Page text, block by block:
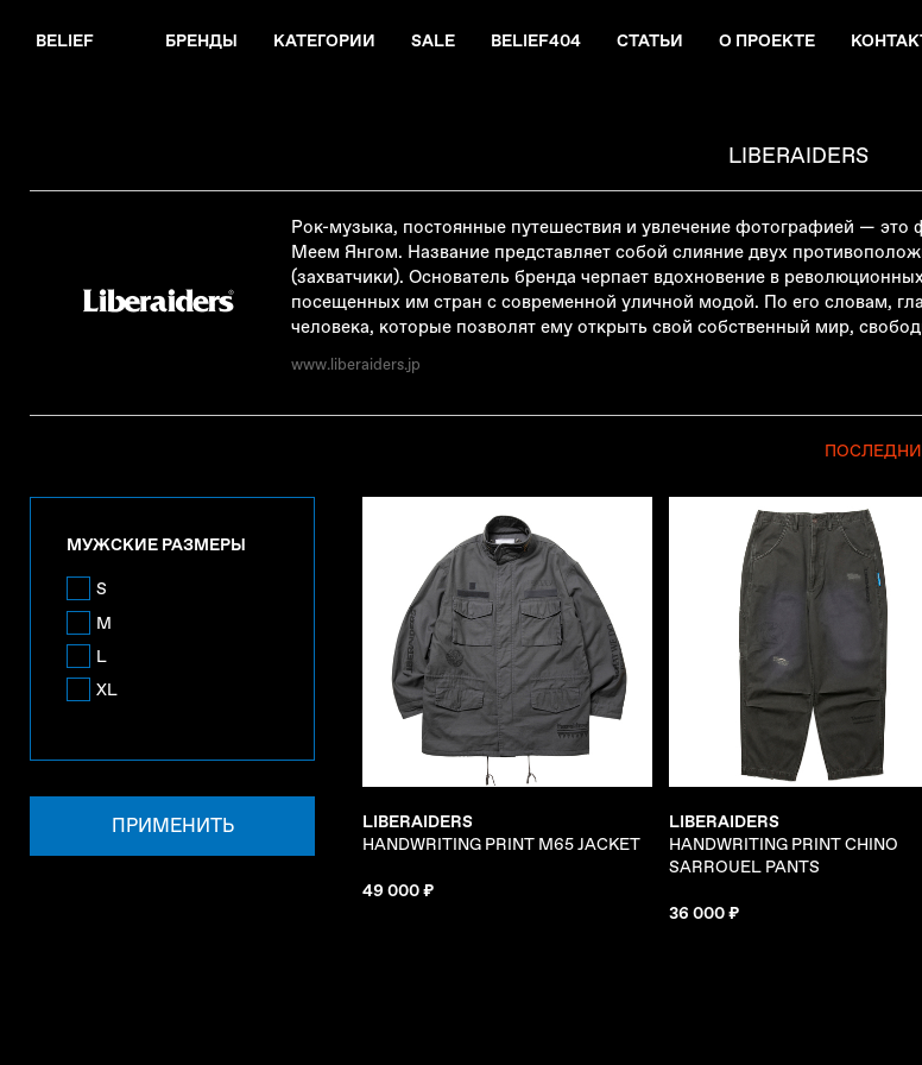
BELIEF БРЕНДЫ КАТЕГОРИИ SALE BELIEF404 СТАТЬИ О ПРОЕКТЕ
LIBERAIDERS
Рок-музыка, постоянные путешествия и увлечение фотографией — это
Меем Янгом. Название представляет собой слияние двух
(захватчики). Основатель бренда черпает вдохновение в
посещенных им стран с современной уличной модой. По его словам,
человека, которые позволят ему открыть свой собственный мир,
www.liberaiders.jp
МУЖСКИЕ РАЗМЕРЫ
S
M
L
XL
ПРИМЕНИТЬ
LIBERAIDERS
HANDWRITING PRINT M65 JACKET
49 000 ₽
LIBERAIDERS
HANDWRITING PRINT CHINO
SARROUEL PANTS
36 000 ₽